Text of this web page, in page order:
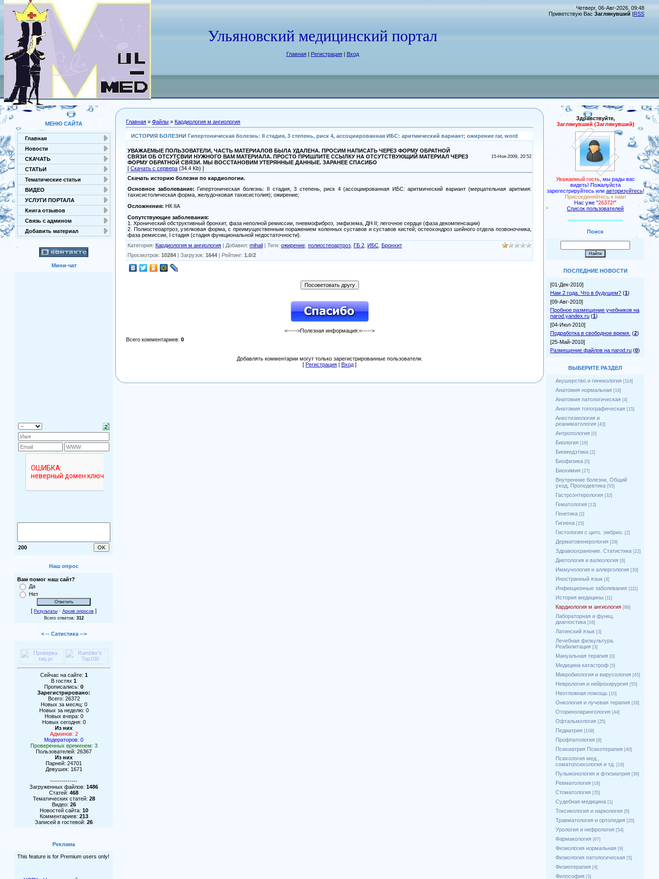
Ульяновский медицинский портал
Главная| Регистрация| Вход
Четверг, 06-Авг-2026, 09:48
Приветствую Вас Заглянувший |RSS
МЕНЮ САЙТА
Главная
Новости
СКАЧАТЬ
СТАТЬИ
Тематические статьи
ВИДЕО
УСЛУГИ ПОРТАЛА
Книга отзывов
Связь с админом
Добавить материал
Мини-чат
200
Наш опрос
Вам помог наш сайт?
Да
Нет
[ Результаты · Архив опросов ]
Всего ответов: 312
< -- Сатистика -->
Сейчас на сайте: 1
В гостях 1
Прописались: 0
Зарегистрировано:
Всего: 26372
Новых за месяц: 0
Новых за неделю: 0
Новых вчера: 0
Новых сегодня: 0
Из них
Админов: 2
Модераторов: 0
Проверенных временем: 3
Пользователей: 26367
Из них
Парней: 24701
Девушек: 1671
--------------
Загруженных файлов: 1486
Статей: 468
Тематических статей: 28
Видео: 26
Новостей сайта: 10
Комментариев: 213
Записей в гостевой: 26
Реклама
This feature is for Premium users only!
Главная » Файлы » Кардиология м ангиология
ИСТОРИЯ БОЛЕЗНИ Гипертоническая болезнь: II стадия, 3 степень, риск 4, ассоциированная ИБС: аритмический вариант; ожирение rar, word
УВАЖАЕМЫЕ ПОЛЬЗОВАТЕЛИ, ЧАСТЬ МАТЕРИАЛОВ БЫЛА УДАЛЕНА. ПРОСИМ НАПИСАТЬ ЧЕРЕЗ ФОРМУ ОБРАТНОЙ
СВЯЗИ ОБ ОТСУТСВИИ НУЖНОГО ВАМ МАТЕРИАЛА. ПРОСТО ПРИШЛИТЕ ССЫЛКУ НА ОТСУТСТВУЮЩИЙ МАТЕРИАЛ ЧЕРЕЗ
ФОРМУ ОБРАТНОЙ СВЯЗИ. МЫ ВОССТАНОВИМ УТЕРЯННЫЕ ДАННЫЕ. ЗАРАНЕЕ СПАСИБО
[ Скачать с сервера (34.4 Kb) ]
15-Ноя-2009, 20:52
Скачать историю болезни по кардиологии.
Основное заболевание:
Гипертоническая болезнь: II стадия, 3 степень, риск 4 (ассоциированная ИБС: аритмический вариант (мерцательная аритмия:
тахисистолическая форма, желудочковая тахисистолия); ожирение;
Осложнения: НК IIА
Сопутствующие заболевания:
1. Хронический обструктивный бронхит, фаза неполной ремиссии, пневмофиброз, эмфизема, ДН II; легочное сердце (фаза декомпенсации)
2. Полиостеоартроз, узелковая форма, с преимущественным поражением коленных суставов и суставов кистей; остеохондроз шейного отдела позвоночника,
фаза ремиссии, I стадия (стадия функциональной недостаточности).
Категория: Кардиология м ангиология | Добавил: mihail | Теги: ожирение полиостеоартроз ГБ 2 ИБС Бронхит
Просмотров: 10284 | Загрузок: 1644 | Рейтинг: 1.0/2
<----->Полезная информация:<----->
Всего комментариев: 0
Добавлять комментарии могут только зарегистрированные пользователи.
[ Регистрация | Вход ]
Здравствуйте,
Заглянувший (Заглянувший)
Уважаемый гость, мы рады вас
видеть! Пожалуйста
зарегестрируйтесь или авторизуйтесь!
Присоединяйтесь к нам!
Нас уже "26372!"
Список пользователей
===================
Поиск
ПОСЛЕДНИЕ НОВОСТИ
[01-Дек-2010]
Нам 2 года. Что в будущем? (1)
[09-Авг-2010]
Пробное размещение учебников на
narod.yandex.ru (1)
[04-Июл-2010]
Подработка в свободное время. (2)
[25-Май-2010]
Размещение файлов на narod.ru (0)
ВЫБЕРИТЕ РАЗДЕЛ
Акушерство и гинекология [119]
Анатомия нормальная [19]
Анатомия патологическая [4]
Анатомия топографическая [15]
Анестизиология и
реаниматология [43]
Антропология [0]
Биология [16]
Биомедэтика [2]
Биофизика [0]
Биохимия [27]
Внутренние болезни, Общий
уход, Пропедевтика [55]
Гастроэнтерология [32]
Гематология [13]
Генетика [2]
Гигиена [15]
Гистология с цито. эмбрио. [2]
Дерматовенерология [29]
Здравоохранение. Статистика [22]
Диетология и валеология [6]
Иммунология и аллергология [30]
Иностранный язык [4]
Инфекционные заболевания [111]
История медицины [11]
Кардиология м ангиология [86]
Лабораторная и функц.
диагностика [16]
Латинский язык [3]
Лечебная физкультура.
Реабилитация [3]
Мануальная терапия [0]
Медицина катастроф [5]
Микробиология и вирусология [45]
Неврология и нейрохирургия [55]
Неотложная помощь [10]
Онкология и лучевая терапия [28]
Оториноларингология [44]
Офтальмология [25]
Педиатрия [109]
Профпатология [9]
Психиатрия Психотерапия [40]
Психология мед.,
соматопсихология и тд.
[19]
Пульмонология и фтизиатрия [39]
Ревматология [16]
Стоматология [35]
Судебная медицина [1]
Токсикология и наркология [6]
Травматология и ортопедия [20]
Урология и нефрология [54]
Фармакология [67]
Физиология нормальная [9]
Физиология патологическая [5]
Физиотерапия [4]
Философия [3]